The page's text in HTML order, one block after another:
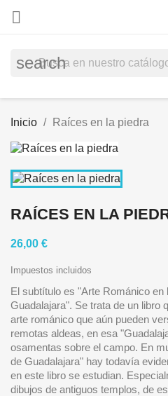

search
Inicio Raíces en la piedra
RAÍCES EN LA
26,00 €
Impuestos incluidos
El subtítulo es "Arte Románico en
Guadalajara". Se trata de un libro
arte románico que aún pueden
remotas aldeas, en esa
osamentas sobre el campo. En
de Guadalajara" hay todavía
en este libro se estudian.
dibujos de antiguos templos, de